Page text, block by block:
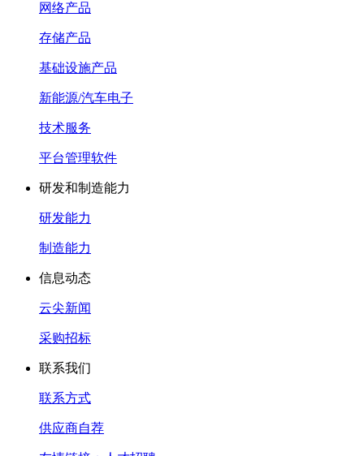
网络产品
存储产品
基础设施产品
新能源/汽车电子
技术服务
平台管理软件
研发和制造能力
研发能力
制造能力
信息动态
云尖新闻
采购招标
联系我们
联系方式
供应商自荐